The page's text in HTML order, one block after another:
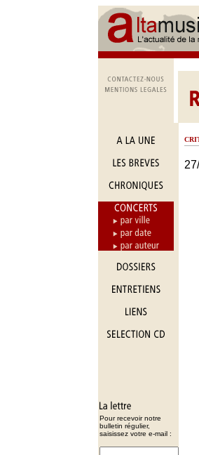
Pour recevoir notre
bulletin régulier,
saisissez votre e-mail :